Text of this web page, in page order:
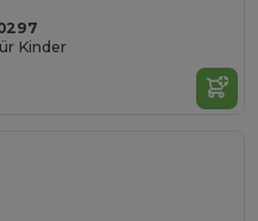
Kinder